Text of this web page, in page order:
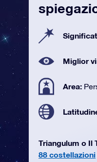
Miglior
Area:
Triangulum o Il
88 costellazioni